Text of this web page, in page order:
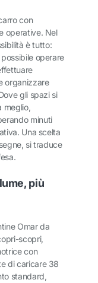
con
operative. Nel
è tutto:
operare
organizzare
gli spazi si
meglio,
minuti
Una scelta
si traduce
più
Omar da
scopri,
con
di caricare 38
standard,